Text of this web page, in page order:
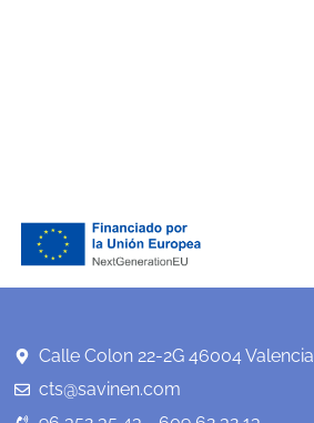
Calle Colon 22-2G 46004 Valencia
cts@savinen.com